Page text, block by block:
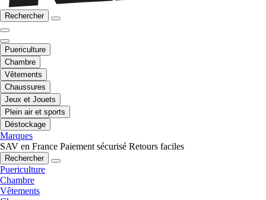
Rechercher
Puericulture
Chambre
Vêtements
Chaussures
Jeux et Jouets
Plein air et sports
Déstockage
Marques
SAV en France Paiement sécurisé Retours faciles
Rechercher
Puericulture
Chambre
Vêtements